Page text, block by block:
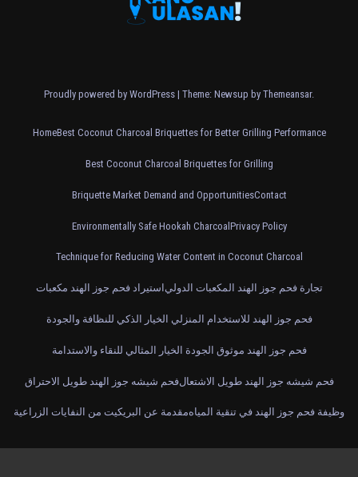
Proudly powered by WordPress | Theme: Newsup by Themeansar.
HomeBest Coconut Charcoal Briquettes for Better Grilling Performance
Best Coconut Charcoal Briquettes for Grilling
Briquette Market Demand and OpportunitiesContact
Environmentally Safe Hookah CharcoalPrivacy Policy
Technique for Reducing Water Content in Coconut Charcoal
استيراد فحم جوز الهند مكعبات تجارة فحم جوز الهند المكعبات الدولي
فحم جوز الهند للاستخدام المنزلي الخيار الذكي للنظافة والجودة
فحم جوز الهند موثوق الجودة الخيار المثالي للنقاء والاستدامة
فحم شيشه جوز الهند طويل الاحتراقفحم شيشه جوز الهند طويل الاشتعال
مقدمة عن البريكيت من النفايات الزراعيةوظيفة فحم جوز الهند في تنقية المياه